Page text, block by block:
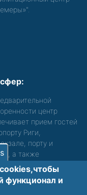
центр
прием гостей
Риги,
порту и
а также
Просьба
чтобы уточнить
функционал и